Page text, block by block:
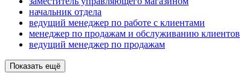
начальник отдела
ведущий менеджер по работе с клиентами
менеджер по продажам и обслуживанию клиентов
ведущий менеджер по продажам
Показать ещё